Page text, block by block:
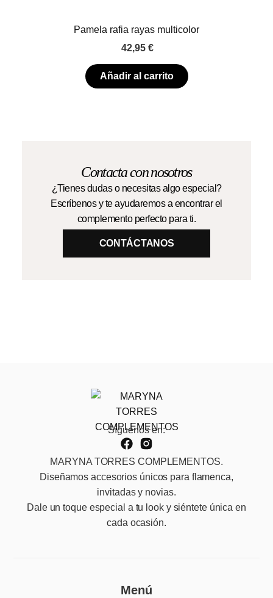
Pamela rafia rayas multicolor
42,95 €
Añadir al carrito
Contacta con nosotros
¿Tienes dudas o necesitas algo especial?
Escríbenos y te ayudaremos a encontrar el
complemento perfecto para ti.
CONTÁCTANOS
Síguenos en:
MARYNA TORRES COMPLEMENTOS.
Diseñamos accesorios únicos para flamenca,
invitadas y novias.
Dale un toque especial a tu look y siéntete única en
cada ocasión.
Menú